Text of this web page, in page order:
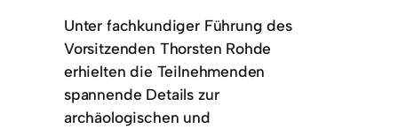
Unter fachkundiger Führung des
Vorsitzenden Thorsten Rohde
erhielten die Teilnehmenden
spannende Details zur
archäologischen und